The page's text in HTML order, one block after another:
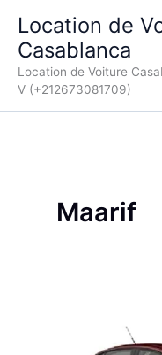
contenu
Location de
Casablanca
Location de Voiture
V (+212673081709)
Maarif